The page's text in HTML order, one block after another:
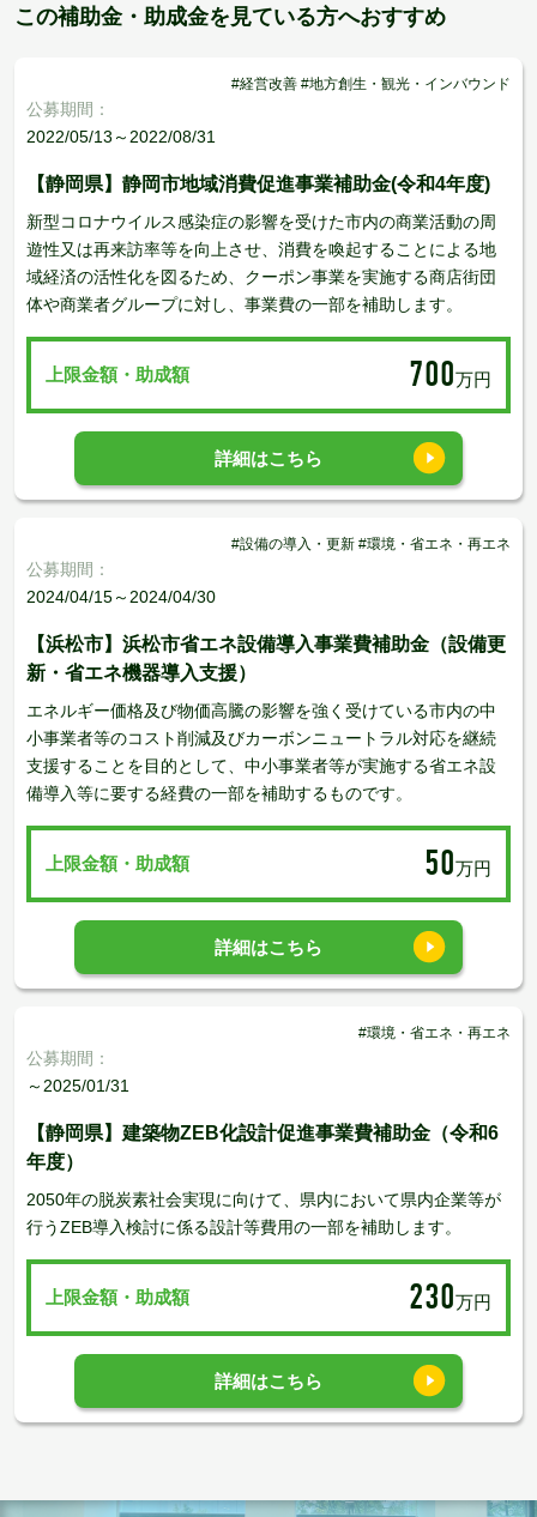
この補助金・助成金を見ている方へおすすめ
#経営改善 #地方創生・観光・インバウンド
公募期間：
2022/05/13～2022/08/31
【静岡県】静岡市地域消費促進事業補助金(令和4年度)
新型コロナウイルス感染症の影響を受けた市内の商業活動の周
遊性又は再来訪率等を向上させ、消費を喚起することによる地
域経済の活性化を図るため、クーポン事業を実施する商店街団
体や商業者グループに対し、事業費の一部を補助します。
上限金額・助成額 700万円
詳細はこちら
#設備の導入・更新 #環境・省エネ・再エネ
公募期間：
2024/04/15～2024/04/30
【浜松市】浜松市省エネ設備導入事業費補助金（設備更
新・省エネ機器導入支援）
エネルギー価格及び物価高騰の影響を強く受けている市内の中
小事業者等のコスト削減及びカーボンニュートラル対応を継続
支援することを目的として、中小事業者等が実施する省エネ設
備導入等に要する経費の一部を補助するものです。
上限金額・助成額 50万円
詳細はこちら
#環境・省エネ・再エネ
公募期間：
～2025/01/31
【静岡県】建築物ZEB化設計促進事業費補助金（令和6
年度）
2050年の脱炭素社会実現に向けて、県内において県内企業等が
行うZEB導入検討に係る設計等費用の一部を補助します。
上限金額・助成額 230万円
詳細はこちら